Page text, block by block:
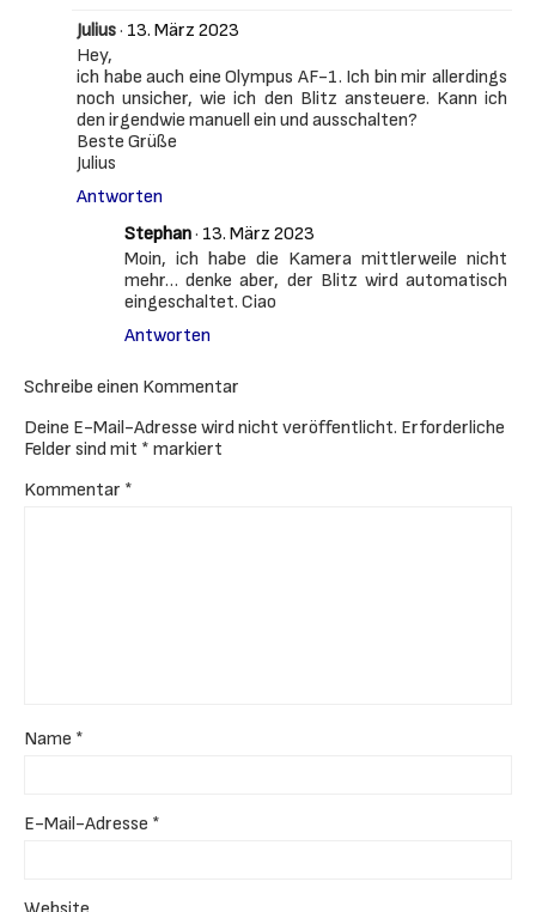
Julius· 13. März 2023
Hey,
ich habe auch eine Olympus AF-1. Ich bin mir allerdings
noch unsicher, wie ich den Blitz ansteuere. Kann ich
den irgendwie manuell ein und ausschalten?
Beste Grüße
Julius
Antworten
Stephan· 13. März 2023
Moin, ich habe die Kamera mittlerweile nicht
mehr… denke aber, der Blitz wird automatisch
eingeschaltet. Ciao
Antworten
Schreibe einen Kommentar
Deine E-Mail-Adresse wird nicht veröffentlicht. Erforderliche
Felder sind mit * markiert
Kommentar *
Name *
E-Mail-Adresse *